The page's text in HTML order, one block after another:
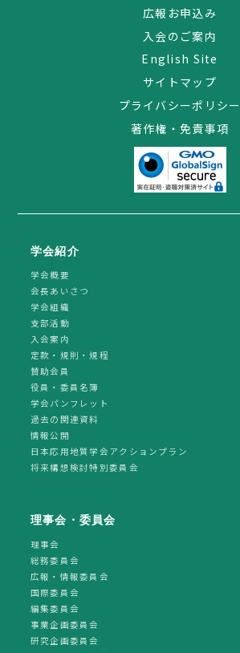
広報お申込み
入会のご案内
English Site
サイトマップ
プライバシーポリシー
著作権・免責事項
学会紹介
学会概要
会長あいさつ
学会組織
支部活動
入会案内
定款・規則・規程
賛助会員
役員・委員名簿
学会パンフレット
過去の関連資料
情報公開
日本応用地質学会アクションプラン
将来構想検討特別委員会
理事会・委員会
理事会
総務委員会
広報・情報委員会
国際委員会
編集委員会
事業企画委員会
研究企画委員会